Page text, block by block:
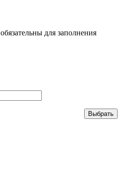
обязательны для заполнения